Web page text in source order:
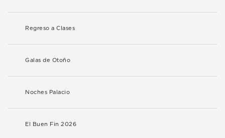
Regreso a Clases
Galas de Otoño
Noches Palacio
El Buen Fin 2026